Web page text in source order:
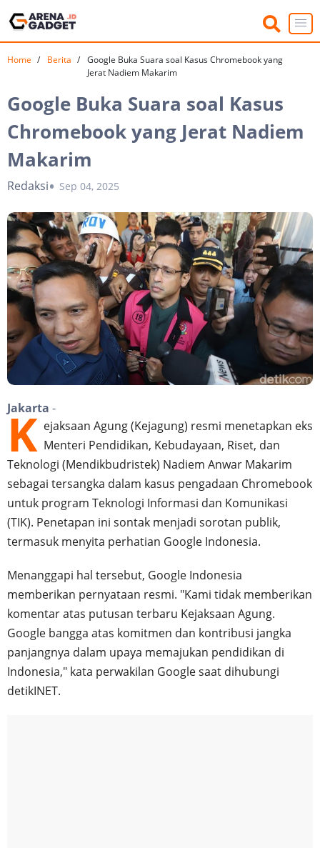
Home Berita
Google Buka Suara soal Kasus Chromebook yang
Jerat Nadiem Makarim
Google Buka Suara soal Kasus
Chromebook yang Jerat Nadiem
Makarim
Redaksi Sep 04, 2025
Jakarta -
K ejaksaan Agung (Kejagung) resmi menetapkan eks
Menteri Pendidikan, Kebudayaan, Riset, dan
Teknologi (Mendikbudristek) Nadiem Anwar Makarim
sebagai tersangka dalam kasus pengadaan Chromebook
untuk program Teknologi Informasi dan Komunikasi
(TIK). Penetapan ini sontak menjadi sorotan publik,
termasuk menyita perhatian Google Indonesia.
Menanggapi hal tersebut, Google Indonesia
memberikan pernyataan resmi. "Kami tidak memberikan
komentar atas putusan terbaru Kejaksaan Agung.
Google bangga atas komitmen dan kontribusi jangka
panjangnya dalam upaya memajukan pendidikan di
Indonesia," kata perwakilan Google saat dihubungi
detikINET.